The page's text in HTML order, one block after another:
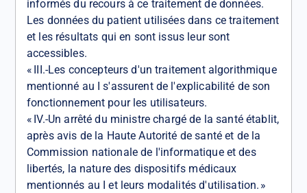
informés du recours à ce traitement de données.
Les données du patient utilisées dans ce traitement
et les résultats qui en sont issus leur sont
accessibles.
« III.-Les concepteurs d'un traitement algorithmique
mentionné au I s'assurent de l'explicabilité de son
fonctionnement pour les utilisateurs.
« IV.-Un arrêté du ministre chargé de la santé établit,
après avis de la Haute Autorité de santé et de la
Commission nationale de l'informatique et des
libertés, la nature des dispositifs médicaux
mentionnés au I et leurs modalités d'utilisation. »